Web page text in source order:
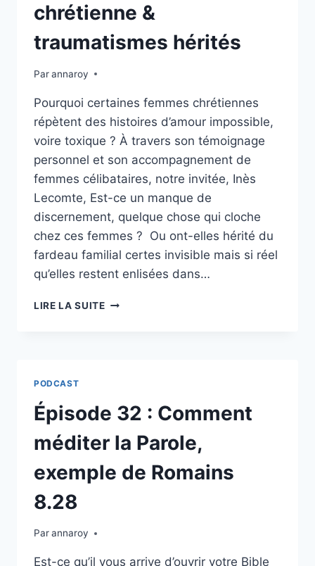
LIVRE
« ET
SI
ENCORE
POSSIBLE »
chrétienne &
traumatismes hérités
Parannaroy
Pourquoi certaines femmes chrétiennes
répètent des histoires d’amour impossible,
voire toxique ? À travers son témoignage
personnel et son accompagnement de
femmes célibataires, notre invitée, Inès
Lecomte, Est-ce un manque de
discernement, quelque chose qui cloche
chez ces femmes ? Ou ont-elles hérité du
fardeau familial certes invisible mais si réel
qu’elles restent enlisées dans…
LIRE LA SUITEÉPISODE
HÉRITÉS
PODCAST
Épisode 32 : Comment
méditer la Parole,
exemple de Romains
8.28
Parannaroy
Est-ce qu’il vous arrive d’ouvrir votre Bible